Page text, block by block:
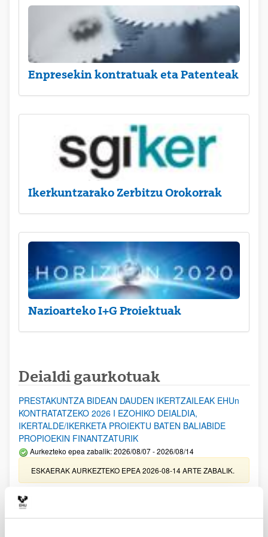
Enpresekin kontratuak eta Patenteak
Ikerkuntzarako Zerbitzu Orokorrak
Nazioarteko I+G Proiektuak
Deialdi gaurkotuak
PRESTAKUNTZA BIDEAN DAUDEN IKERTZAILEAK EHUn
KONTRATATZEKO 2026 I EZOHIKO DEIALDIA,
IKERTALDE/IKERKETA PROIEKTU BATEN BALIABIDE
PROPIOEKIN FINANTZATURIK
Aurkezteko epea zabalik: 2026/08/07 - 2026/08/14
ESKAERAK AURKEZTEKO EPEA 2026-08-14 ARTE ZABALIK.
UPV/EHUn Azpiegitura Zientifikoa eta Funts Bibliografikoak
erosi eta berritzeko laguntzak 2026